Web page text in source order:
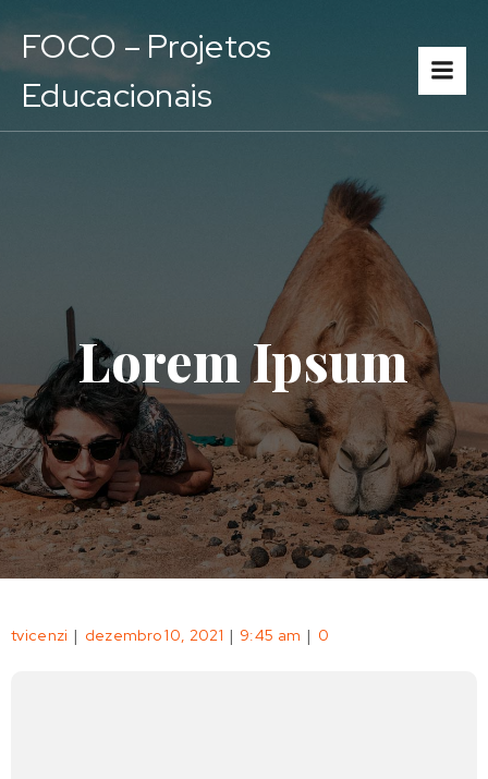
FOCO – Projetos
Educacionais
Lorem Ipsum
tvicenzi | dezembro 10, 2021 | 9:45 am | 0